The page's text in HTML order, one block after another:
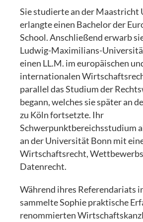
Sie studierte an der Maastricht
erlangte einen Bachelor der
School. Anschließend erwarb
Ludwig-Maximilians-
einen LL.M. im europäischen
internationalen
parallel das Studium der
begann, welches sie später an
zu Köln fortsetzte. Ihr
Schwerpunktbereichsstudium
an der Universität Bonn mit
Wirtschaftsrecht,
Datenrecht.
Während ihres Referendariats
sammelte Sophie praktische
renommierten